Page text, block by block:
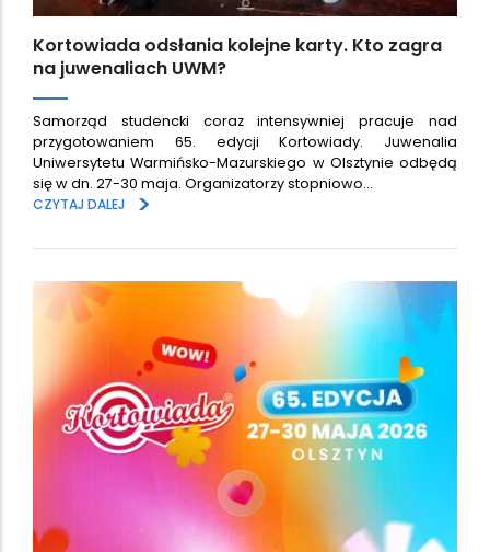
Kortowiada odsłania kolejne karty. Kto zagra
na juwenaliach UWM?
Samorząd studencki coraz intensywniej pracuje nad
przygotowaniem 65. edycji Kortowiady. Juwenalia
Uniwersytetu Warmińsko-Mazurskiego w Olsztynie odbędą
się w dn. 27-30 maja. Organizatorzy stopniowo…
CZYTAJ DALEJ
>